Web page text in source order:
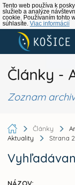
Tento web používa k
služieb a analýze
cookie. Používaním tohto
súhlasíte. Viac informácií
Články -
Zoznam
Články
Aktuality
Strana